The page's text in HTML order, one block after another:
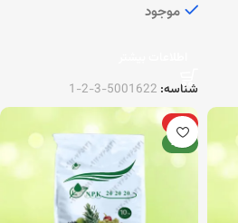
موجود
شناسه: 5001622-3-2-1
ویژه
جدید